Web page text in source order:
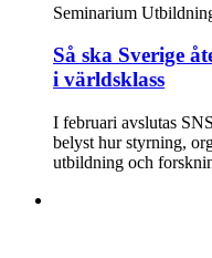
Seminarium
Så ska Sverige
i världsklass
I februari avslutas
belyst hur styrning,
utbildning och